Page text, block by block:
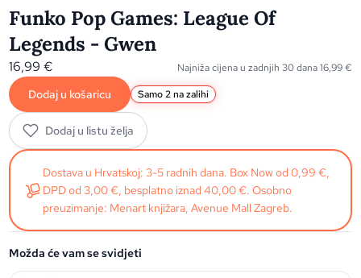
Funko Pop Games: League Of
Legends - Gwen
16,99€ Najniža cijena u zadnjih 30 dana16,99€
Dodaj u košaricu Samo 2 na zalihi
Dodaj u listu želja
Dostava u Hrvatskoj: 3-5 radnih dana. Box Now od 0,99 €,
DPD od 3,00 €, besplatno iznad 40,00 €. Osobno
preuzimanje: Menart knjižara, Avenue Mall Zagreb.
Možda će vam se svidjeti